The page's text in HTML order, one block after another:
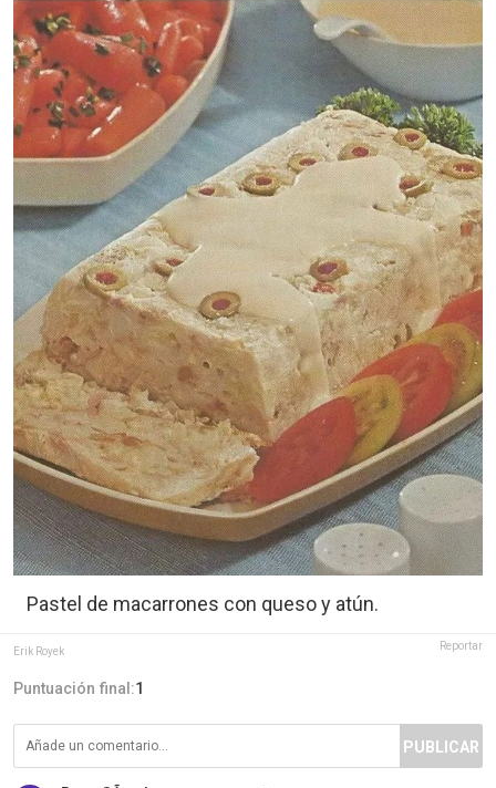
Pastel de macarrones con queso y atún.
Erik Royek Reportar
Puntuación final:1
PUBLICAR